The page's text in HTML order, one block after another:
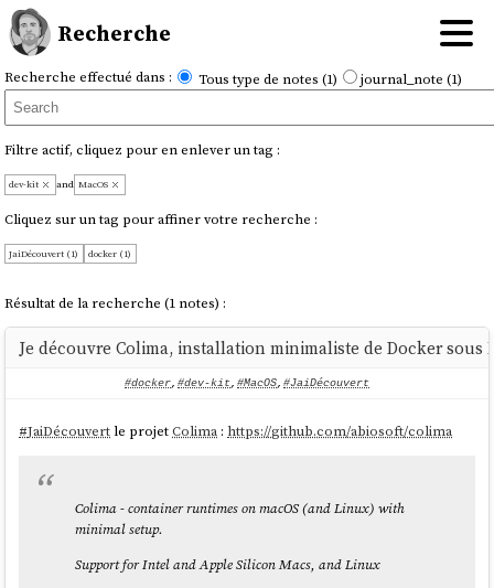
Recherche
Recherche effectué dans : Tous type de notes (1) journal_note (1)
Filtre actif, cliquez pour en enlever un tag :
dev-kit and MacOS
Cliquez sur un tag pour affiner votre recherche :
JaiDécouvert (1) docker (1)
Résultat de la recherche (1 notes) :
Je découvre Colima, installation minimaliste de Docker sous
#docker, #dev-kit, #MacOS, #JaiDécouvert
#JaiDécouvertle projetColima : https://github.com/abiosoft/colima
Colima - container runtimes on macOS (and Linux) with
minimal setup.
Support for Intel and Apple Silicon Macs, and Linux